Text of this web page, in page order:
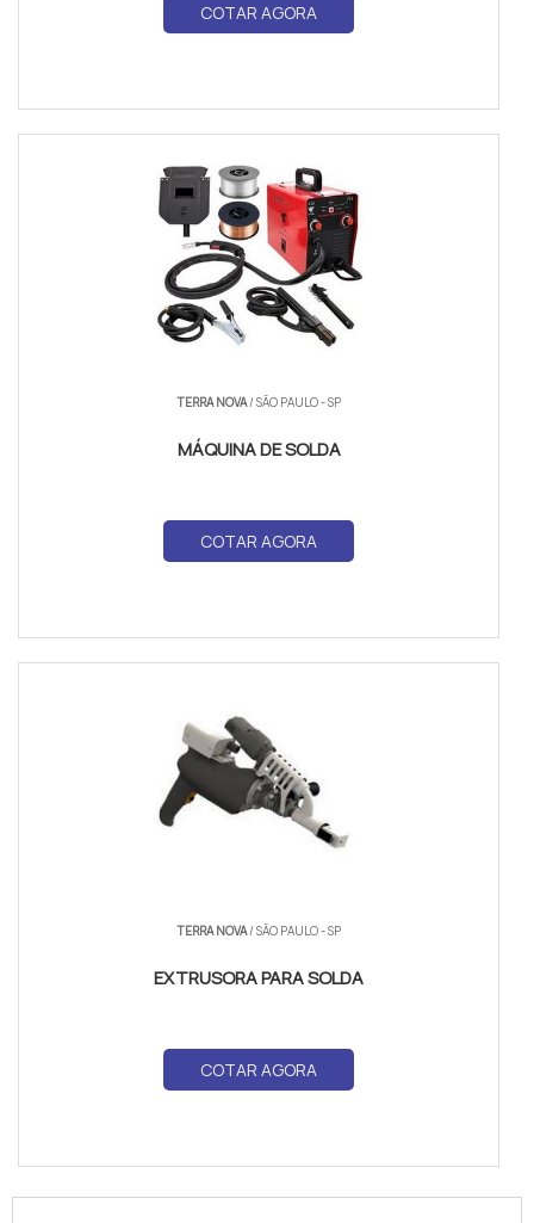
COTAR AGORA
TERRA NOVA/ SÃO PAULO - SP
MÁQUINA DE SOLDA
COTAR AGORA
TERRA NOVA/ SÃO PAULO - SP
EXTRUSORA PARA SOLDA
COTAR AGORA